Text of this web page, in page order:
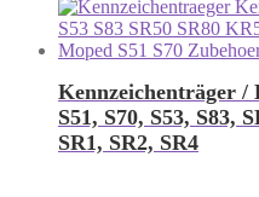
Kennzeichenträger /
S51, S70, S53, S83,
SR1, SR2, SR4